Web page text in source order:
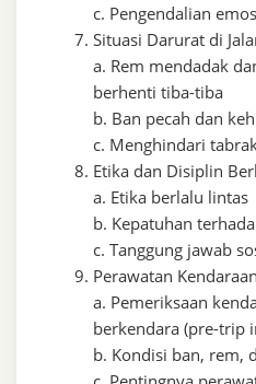
c. Pengendalian
Situasi Darurat di
a. Rem mendadak
berhenti tiba-tiba
b. Ban pecah dan
c. Menghindari
Etika dan Disiplin
a. Etika berlalu lintas
b. Kepatuhan
c. Tanggung jawab
Perawatan
a. Pemeriksaan
berkendara (pre-trip
b. Kondisi ban, rem,